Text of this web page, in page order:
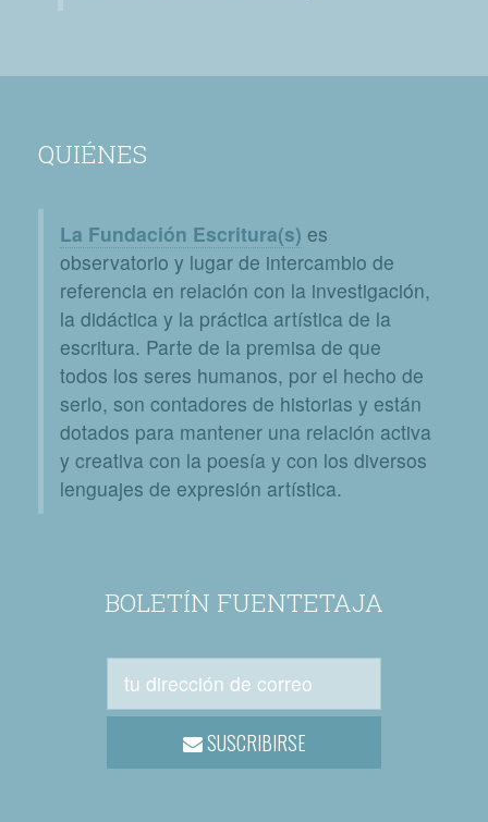
QUIÉNES
La Fundación Escritura(s) es
observatorio y lugar de intercambio de
referencia en relación con la investigación,
la didáctica y la práctica artística de la
escritura. Parte de la premisa de que
todos los seres humanos, por el hecho de
serlo, son contadores de historias y están
dotados para mantener una relación activa
y creativa con la poesía y con los diversos
lenguajes de expresión artística.
BOLETÍN FUENTETAJA
SUSCRIBIRSE